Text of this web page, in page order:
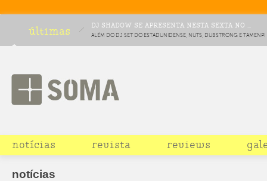
últimas DJ SHADOW SE APRESENTA NESTA SEXTA NO ...
ALÉM DO DJ SET DO ESTADUNIDENSE, NUTS, DUBSTRONG E TAMENPI
COMPLETAM O LINEUP DA COMEMORAÇÃO DE DEZ ANOS DA FESTA
notícias revista reviews
notícias